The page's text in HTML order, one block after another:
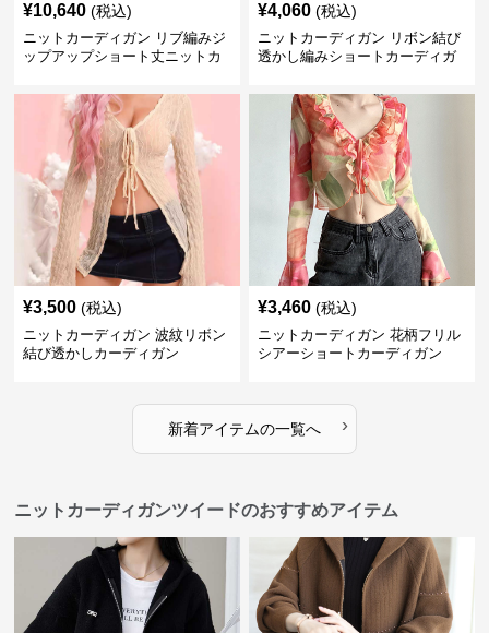
¥10,640 (税込)
ニットカーディガン リブ編みジ
ップアップショート丈ニットカ
¥4,060 (税込)
ニットカーディガン リボン結び
透かし編みショートカーディガ
¥3,500 (税込)
ニットカーディガン 波紋リボン
結び透かしカーディガン
¥3,460 (税込)
ニットカーディガン 花柄フリル
シアーショートカーディガン
新着アイテムの一覧へ ›
ニットカーディガンツイードのおすすめアイテム